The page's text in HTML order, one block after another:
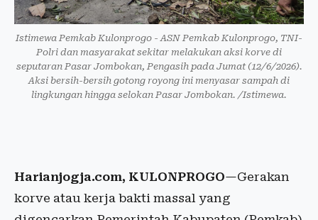
Istimewa Pemkab Kulonprogo - ASN Pemkab Kulonprogo, TNI-
Polri dan masyarakat sekitar melakukan aksi korve di
seputaran Pasar Jombokan, Pengasih pada Jumat (12/6/2026).
Aksi bersih-bersih gotong royong ini menyasar sampah di
lingkungan hingga selokan Pasar Jombokan. /Istimewa.
Harianjogja.com, KULONPROGO—Gerakan
korve atau kerja bakti massal yang